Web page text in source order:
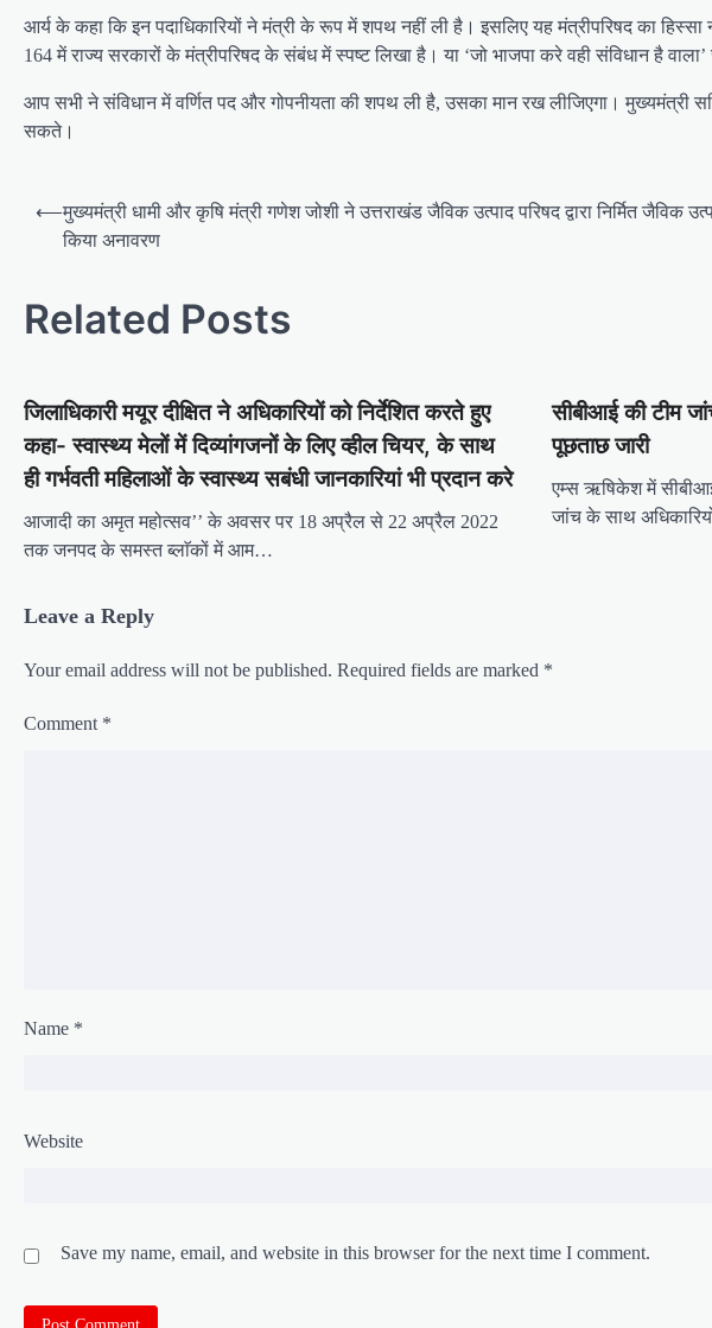
आर्य के कहा कि इन पदाधिकारियों ने मंत्री के रूप में शपथ नहीं ली है। इसलिए यह मंत्रीपरिषद का
164 में राज्‍य सरकारों के मंत्रीपरिषद के संबंध में स्‍पष्‍ट लिखा है। या ‘जो भाजपा करे वही संविधान है
आप सभी ने संविधान में वर्णित पद और गोपनीयता की शपथ ली है, उसका मान रख लीजिएगा। मुख्‍यमंत्री
सकते।
P
t
v
i
g
a
i
n
⟵मुख्यमंत्री धामी और कृषि मंत्री गणेश जोशी ने उत्तराखंड जैविक उत्पाद परिषद द्वारा निर्मित जैविक
किया अनावरण
Related Posts
जिलाधिकारी मयूर दीक्षित ने अधिकारियों को निर्देशित करते हुए
कहा- स्वास्थ्य मेलों में दिव्यांगजनों के लिए व्हील चियर, के साथ
ही गर्भवती महिलाओं के स्वास्थ्य सबंधी जानकारियां भी प्रदान करे
आजादी का अमृत महोत्सव’’ के अवसर पर 18 अप्रैल से 22 अप्रैल 2022
तक जनपद के समस्त ब्लाॅकों में आम…
सीबीआई की टीम
पूछताछ जारी
एम्स ऋषिकेश में
जांच के साथ
Leave a Reply
Your email address will not be published. Required fields are marked *
Comment *
Name *
Website
Save my name, email, and website in this browser for the next time I comment.